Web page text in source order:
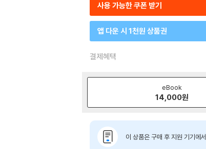
사용 가능한 쿠폰 받기
앱 다운 시 1천원 상품권
결제혜택
eBook
14,000원
이 상품은 구매 후 지원 기기에서